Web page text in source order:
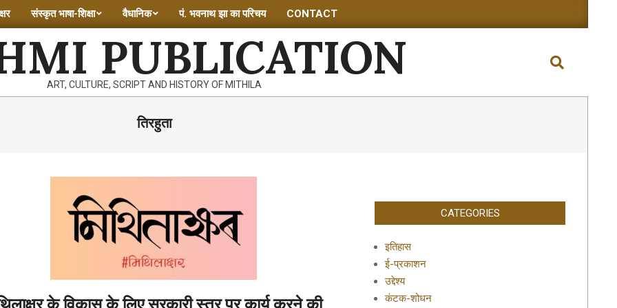
संस्कृत भाषा-शिक्षा वैधानिक पं. भवनाथ झा का परिचय CONTACT
PUBLICATION
ART, CULTURE, SCRIPT AND HISTORY OF MITHILA
Search
तिरहुता
CATEGORIES
इतिहास
ई-प्रकाशन
उद्देश्य
कंटक-शोधन